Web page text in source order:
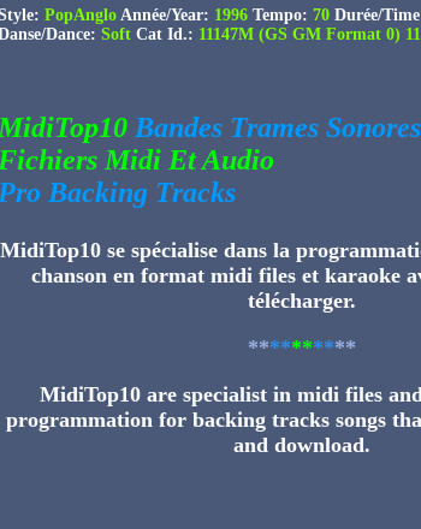
PopAnglo Année/Year: 1996Tempo: 70Durée/
Dance: Soft Cat Id.: 11147M (GS GM Format 0)
MidiTop10 Bandes Trames Sonores
Fichiers Midi Et Audio
Pro Backing Tracks
MidiTop10 se spécialise dans la
chanson en format midi files et karaoke
télécharger.
**********
MidiTop10 are specialist in midi files
programmation for backing tracks songs
and download.